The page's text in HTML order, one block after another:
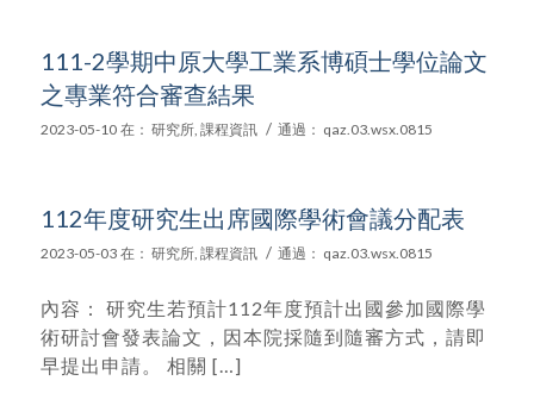
111-2學期中原大學工業系博碩士學位論文
之專業符合審查結果
2023-05-10 在： 研究所, 課程資訊 / 通過： qaz.03.wsx.0815
112年度研究生出席國際學術會議分配表
2023-05-03 在： 研究所, 課程資訊 / 通過： qaz.03.wsx.0815
內容： 研究生若預計112年度預計出國參加國際學
術研討會發表論文，因本院採隨到隨審方式，請即
早提出申請。 相關 […]